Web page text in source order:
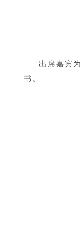
出席嘉宾为
书。